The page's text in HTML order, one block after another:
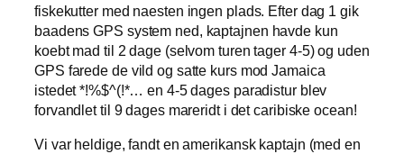
fiskekutter med naesten ingen plads. Efter dag 1 gik
baadens GPS system ned, kaptajnen havde kun
koebt mad til 2 dage (selvom turen tager 4-5) og uden
GPS farede de vild og satte kurs mod Jamaica
istedet *!%$^(!*… en 4-5 dages paradistur blev
forvandlet til 9 dages mareridt i det caribiske ocean!
Vi var heldige, fandt en amerikansk kaptajn (med en